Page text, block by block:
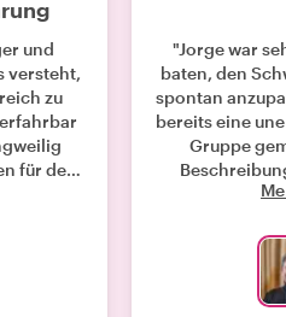
und
versteht,
zu
für den
die
"Jorge war
baten, den
spontan
bereits eine
Gruppe
interessant
Tallinn